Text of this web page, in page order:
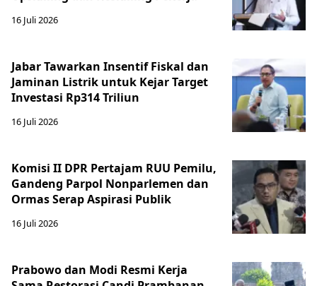
16 Juli 2026
Jabar Tawarkan Insentif Fiskal dan
Jaminan Listrik untuk Kejar Target
Investasi Rp314 Triliun
16 Juli 2026
Komisi II DPR Pertajam RUU Pemilu,
Gandeng Parpol Nonparlemen dan
Ormas Serap Aspirasi Publik
16 Juli 2026
Prabowo dan Modi Resmi Kerja